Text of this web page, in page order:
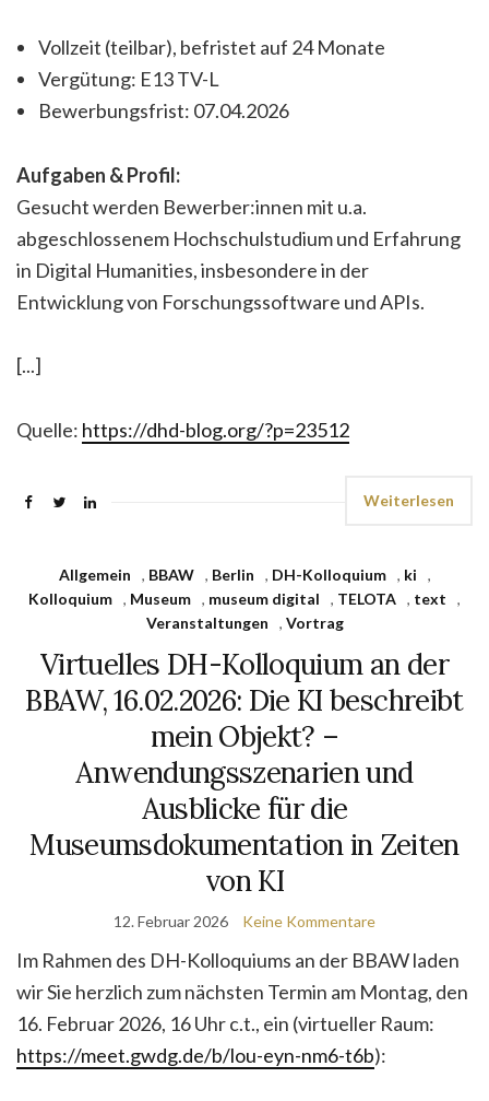
Vollzeit (teilbar), befristet auf 24 Monate
Vergütung: E13 TV-L
Bewerbungsfrist: 07.04.2026
Aufgaben & Profil:
Gesucht werden Bewerber:innen mit u.a.
abgeschlossenem Hochschulstudium und Erfahrung
in Digital Humanities, insbesondere in der
Entwicklung von Forschungssoftware und APIs.
[...]
Quelle: https://dhd-blog.org/?p=23512
Weiterlesen
Allgemein , BBAW , Berlin , DH-Kolloquium , ki
,
Kolloquium , Museum , museum digital , TELOTA , text
,
Veranstaltungen
, Vortrag
Virtuelles DH-Kolloquium an der
BBAW, 16.02.2026: Die KI beschreibt
mein Objekt? –
Anwendungsszenarien und
Ausblicke für die
Museumsdokumentation in Zeiten
von KI
12. Februar 2026 Keine Kommentare
Im Rahmen des DH-Kolloquiums an der BBAW laden
wir Sie herzlich zum nächsten Termin am Montag, den
16. Februar 2026, 16 Uhr c.t., ein (virtueller Raum:
https://meet.gwdg.de/b/lou-eyn-nm6-t6b):